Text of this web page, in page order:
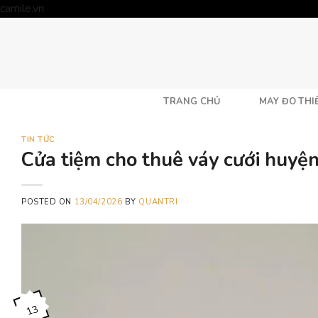
camile.vn
TRANG CHỦ MAY ĐO
TIN TỨC
Cửa tiệm cho thuê váy cưới
POSTED ON 13/04/2026 BY QUANTRI
13